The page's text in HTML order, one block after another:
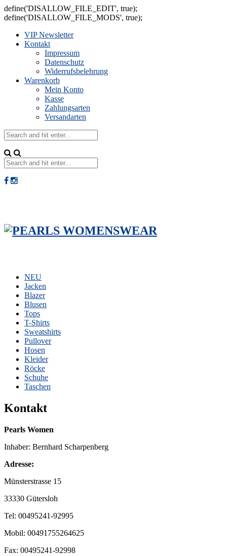
define('DISALLOW_FILE_EDIT', true);
define('DISALLOW_FILE_MODS', true);
VIP Newsletter
Kontakt
Impressum
Datenschutz
Widerrufsbelehrung
Warenkorb
Mein Konto
Kasse
Zahlungsarten
Versandarten
NEU
Jacken
Blazer
Blusen
Tops
T-Shirts
Sweatshirts
Pullover
Hosen
Kleider
Röcke
Schuhe
Taschen
Kontakt
Pearls Women
Inhaber: Bernhard Scharpenberg
Adresse:
Münsterstrasse 15
33330 Gütersloh
Tel: 00495241-92995
Mobil: 00491755264625
Fax: 00495241-92998